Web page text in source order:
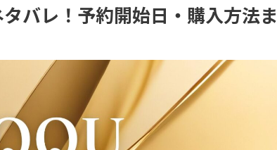
バレ！予約開始日・購入方法ま